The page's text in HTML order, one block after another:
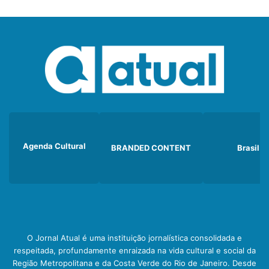
Agenda Cultural BRANDED CONTENT Brasil
O Jornal Atual é uma instituição jornalística consolidada e
respeitada, profundamente enraizada na vida cultural e social da
Região Metropolitana e da Costa Verde do Rio de Janeiro. Desde